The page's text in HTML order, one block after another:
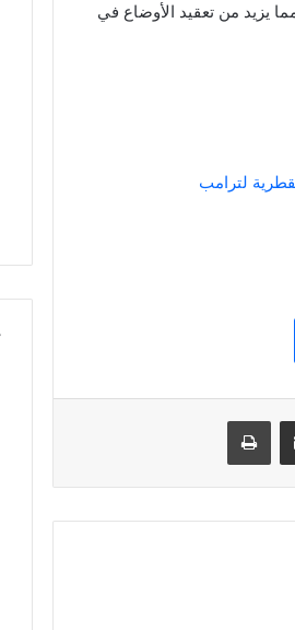
يزيد من تعقيد الأوضاع في
لترامب
مشاركة عبر البريد طباعة